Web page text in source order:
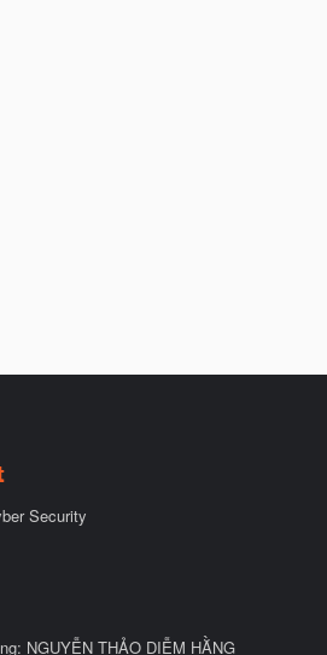
Security
NGUYỄN THẢO DIỄM HẰNG